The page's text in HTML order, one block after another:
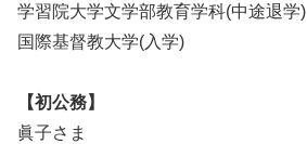
学習院大学文学部教育学科(中途退学)
国際基督教大学(入学)
【初公務】
眞子さま